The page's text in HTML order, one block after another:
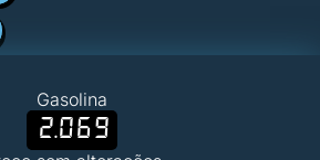
Gasolina
2.069